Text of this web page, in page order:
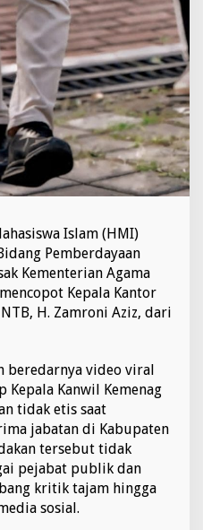
Islam (HMI)
Pemberdayaan
Kementerian Agama
Kepala Kantor
H. Zamroni Aziz, dari
beredarnya video viral
Kepala Kanwil Kemenag
tidak etis saat
jabatan di Kabupaten
tersebut tidak
pejabat publik dan
kritik tajam hingga
sosial.